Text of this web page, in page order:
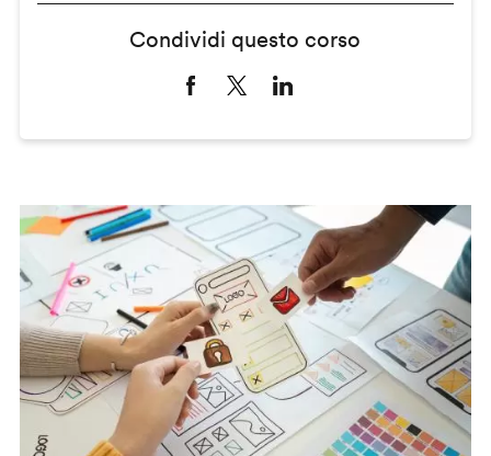
Condividi questo corso